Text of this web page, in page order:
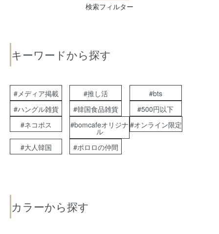
検索フィルター
キーワードから探す
#メディア掲載 #推し活
#bts
#ハングル雑貨
#韓国食品雑貨
#500円以下
#ネコポス
#bomcafeオリジナ
ル
#オンライン限定
#大人韓国 #ポロロの仲間
カラーから探す